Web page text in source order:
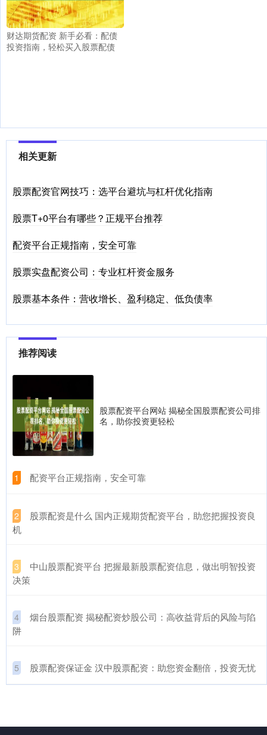
财达期货配资 新手必看：配债
投资指南，轻松买入股票配债
相关更新
股票配资官网技巧：选平台避坑与杠杆优化指南
股票T+0平台有哪些？正规平台推荐
配资平台正规指南，安全可靠
股票实盘配资公司：专业杠杆资金服务
股票基本条件：营收增长、盈利稳定、低负债率
推荐阅读
股票配资平台网站 揭秘全国股票配资公司排
名，助你投资更轻松
1 ​配资平台正规指南，安全可靠
2
​股票配资是什么 国内正规期货配资平台，助您把握投资良
机
3
​中山股票配资平台 把握最新股票配资信息，做出明智投资
决策
4
​烟台股票配资 揭秘配资炒股公司：高收益背后的风险与陷
阱
5 ​股票配资保证金 汉中股票配资：助您资金翻倍，投资无忧